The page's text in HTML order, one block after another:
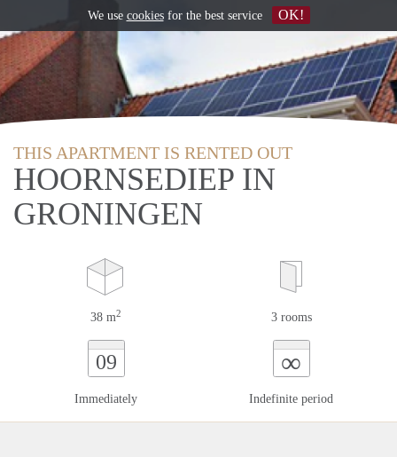
THIS APARTMENT IS RENTED OUT
HOORNSEDIEP IN
GRONINGEN
38 m2 3 rooms
09
Immediately
∞
Indefinite period
We use cookiesfor the best service OK!